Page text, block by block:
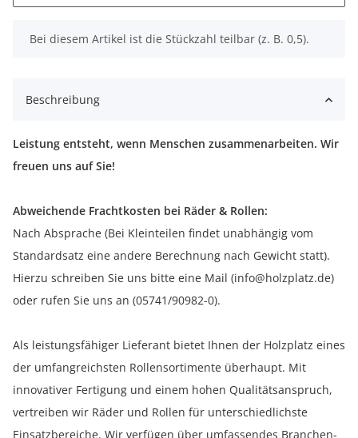
x
Bei diesem Artikel ist die Stückzahl teilbar (z. B. 0,5).
Beschreibung
Leistung entsteht, wenn Menschen zusammenarbeiten. Wir
freuen uns auf Sie!
Abweichende Frachtkosten bei Räder & Rollen:
Nach Absprache (Bei Kleinteilen findet unabhängig vom
Standardsatz eine andere Berechnung nach Gewicht statt).
Hierzu schreiben Sie uns bitte eine Mail (info@holzplatz.de)
oder rufen Sie uns an (05741/90982-0).
Als leistungsfähiger Lieferant bietet Ihnen der Holzplatz eines
der umfangreichsten Rollensortimente überhaupt. Mit
innovativer Fertigung und einem hohen Qualitätsanspruch,
vertreiben wir Räder und Rollen für unterschiedlichste
Einsatzbereiche. Wir verfügen über umfassendes Branchen-